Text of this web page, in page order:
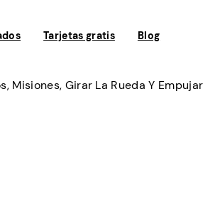
Tarjetas gratis Blog
Misiones, Girar La Rueda Y Empujar